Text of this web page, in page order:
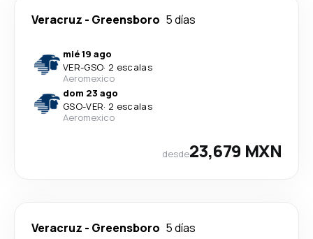
Veracruz - Greensboro 5 días
mié 19 ago
VER-GSO· 2 escalas
Aeromexico
dom 23 ago
GSO-VER· 2 escalas
Aeromexico
desde23,679 MXN
Veracruz - Greensboro 5 días